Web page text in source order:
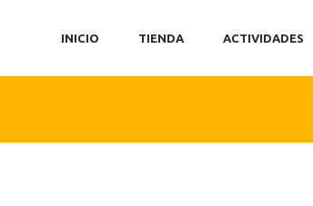
INICIO TIENDA ACTIVIDADES
TIENDA
ACTIVIDADES